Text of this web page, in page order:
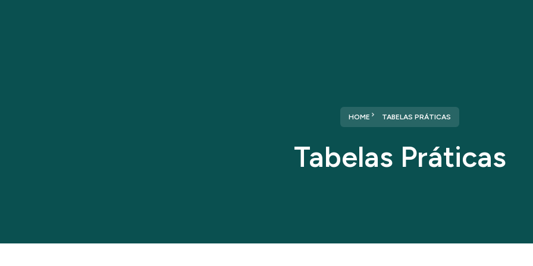
HOME TABELAS PRÁTICAS
Tabelas Práticas